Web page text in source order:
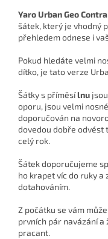
Yaro Urban Geo
šátek, který je vhodný
přehledem odnese i
Pokud hledáte velmi
dítko, je tato verze
Šátky s příměsílnu
oporu, jsou velmi
doporučován na
dovedou dobře odvést
celý rok.
Šátek doporučujeme
ho krapet víc do ruky a
dotahováním.
Z počátku se vám
prvních pár navázání a
pracant.